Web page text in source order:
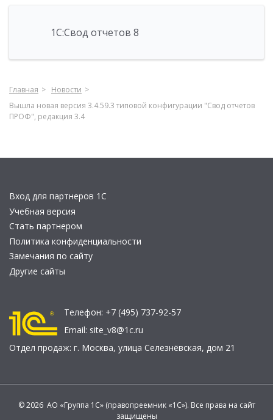
1С:Свод отчетов 8
Главная
Новости
Вышла новая версия 3.4.59.3 типовой конфигурации "Свод отчетов
ПРОФ", редакция 3.4
Вход для партнеров 1С
Учебная версия
Стать партнером
Политика конфиденциальности
Замечания по сайту
Другие сайты
Телефон: +7 (495) 737-92-57
Email: site_v8@1c.ru
Отдел продаж: г. Москва, улица Селезнёвская, дом 21
© 2026 АО «Группа 1С» (правопреемник «1С»). Все права на сайт
защищены